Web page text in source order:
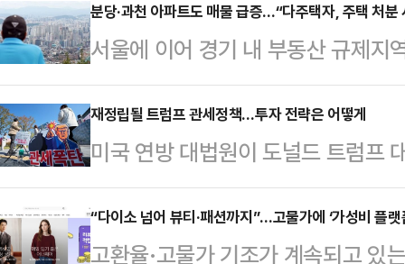
으면서 당내 파열음이 더욱 커지고
한 채 당원들의 뜻을 반영한 결정이
전망이다.23일 데일리안 취재를 종
에서 열린 의원총회에서 "내가 (윤
스북 글을 몇 번이나 읽은 의원들이
것"이라고 강…
분당·과천 아파트도 매물 급증…“다주택자, 주택 처분
서울에 이어 경기 내 부동산 규제지
있다. 오는 5월 9일 양도소득세 중
둘러 매도에 나선 것으로 파악된다
규제지역을 중심으로 최근 한 달 사
전체 아파트 매물은 전날 기준 16
대비 2.7% 증가하는 데 그쳤으나
재정립될 트럼프 관세정책…투자 전략은 어떻게
미국 연방 대법원이 도널드 트럼프
시에 미칠 영향이 주목된다.관련 소
시도 상승 마감했지만, 불확실성을
가 있다는 지적이다.24일 한국거래
“다이소 넘어 뷰티·패션까지”…고물가에 ‘가성비 플랫
고환율·고물가 기조가 계속되고 있